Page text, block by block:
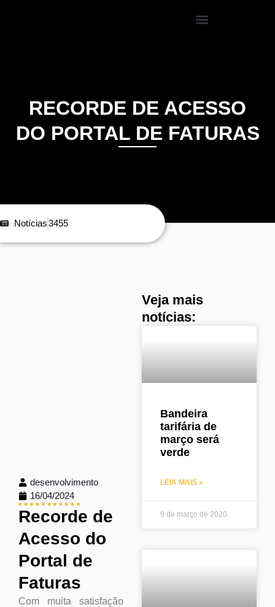
RECORDE DE ACESSO
DO PORTAL DE FATURAS
Notícias3455
desenvolvimento
16/04/2024
Recorde de
Acesso do
Portal de
Faturas
Com muita satisfação
Veja mais
notícias:
Bandeira
tarifária de
março será
verde
LEIA MAIS »
9 de março de 2020